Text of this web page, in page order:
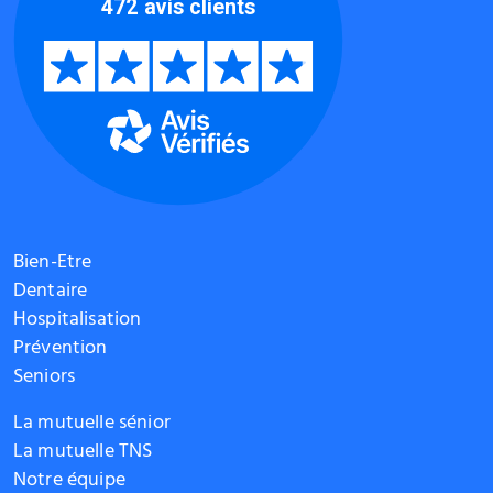
Bien-Etre
Dentaire
Hospitalisation
Prévention
Seniors
La mutuelle sénior
La mutuelle TNS
Notre équipe